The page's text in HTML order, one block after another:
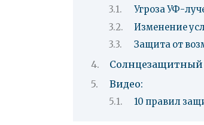
Угроза УФ-
Изменение
Защита от
Солнцезащитный
Видео:
10 правил